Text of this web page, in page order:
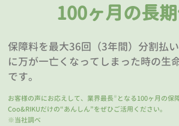
100ヶ月の長
保障料を最大36回（3年間）分割払
に万が一亡くなってしまった時の生
です。
お客様の声にお応えして、業界最長 ※ となる100ヶ月の保
Coo&RIKUだけの“あんしん”をぜひご活用ください。
※当社調べ